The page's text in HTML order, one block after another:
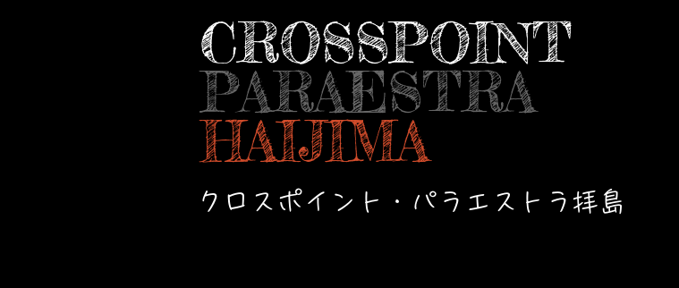
CROSSPOINT
PARAESTRA
HAIJIMA
クロスポイント・パラエストラ拝島